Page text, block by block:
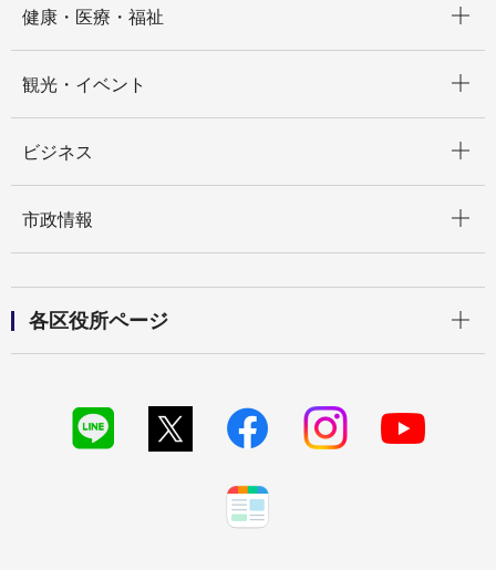
健康・医療・福祉
観光・イベント
ビジネス
市政情報
各区役所ページ